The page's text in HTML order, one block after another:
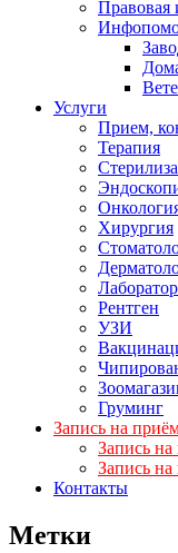
Правовая
Услуги
Прием,
Терапия
Хирургия
Рентген
УЗИ
Груминг
Запись на
Запись на
Запись
Контакты
Метки